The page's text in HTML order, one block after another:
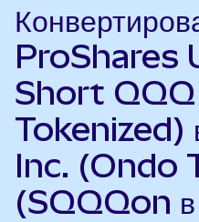
ProShares
Short
Tokenized)
Inc. (Ondo
(SQQQon